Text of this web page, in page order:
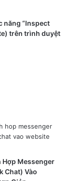
năng “Inspect
trên trình duyệt
Hợp Messenger
Chat) Vào